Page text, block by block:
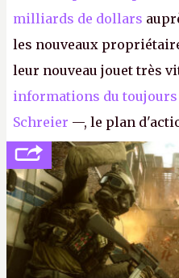
milliards de dollars
les nouveaux
leur nouveau jouet très
informations du toujours
Schreier —, le plan
réductions de coûts
studios et licenciements
FCetBattlefield, puis